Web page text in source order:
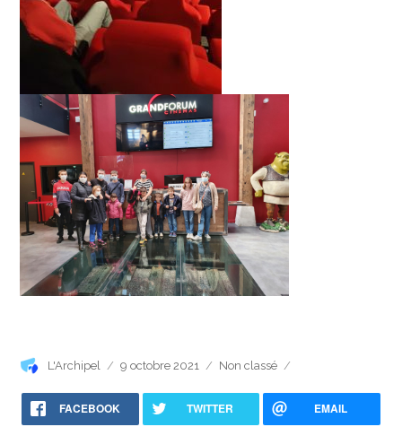
Auteur
L'Archipel
Publié
9 octobre 2021 Catégories
Non classé
FACEBOOK TWITTER EMAIL